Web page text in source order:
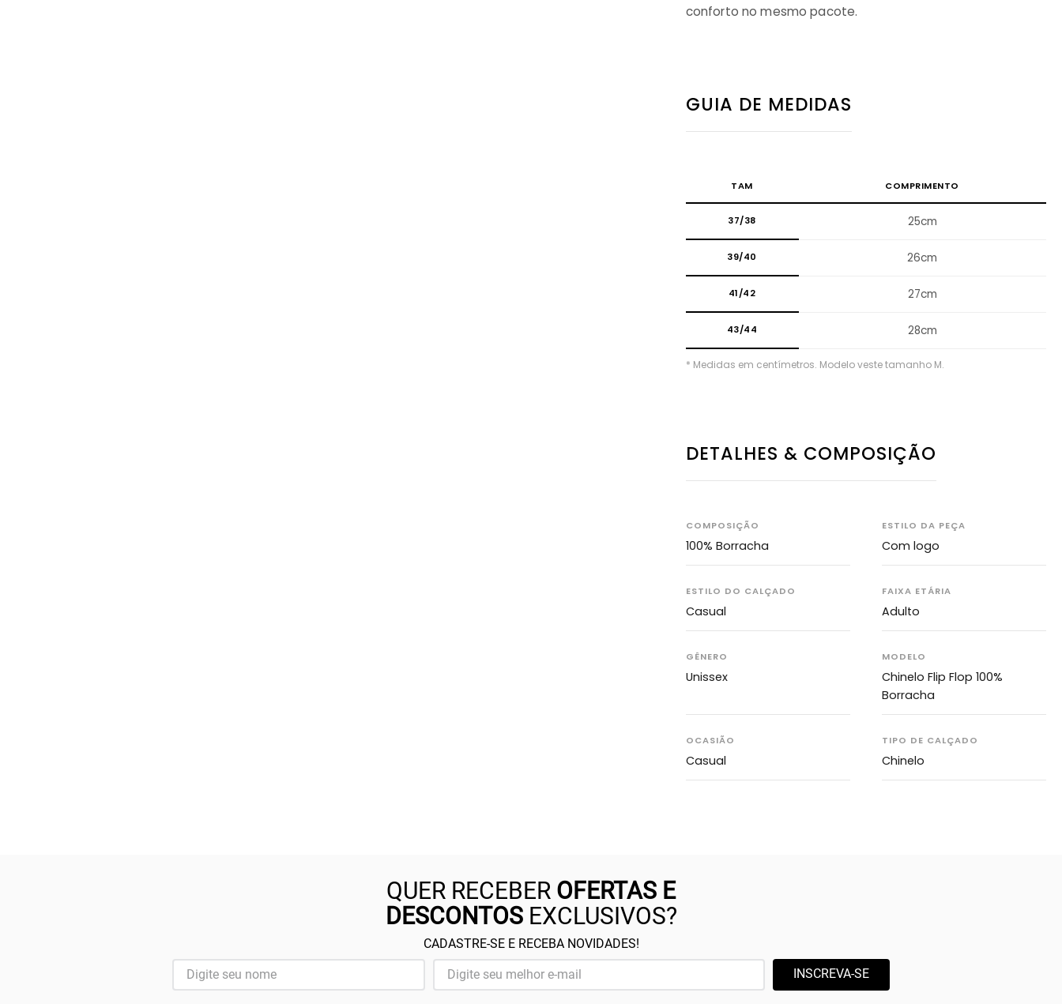
conforto no mesmo pacote.
GUIA DE MEDIDAS
TAM COMPRIMENTO
37/38 25cm
39/40 26cm
41/42 27cm
43/44 28cm
* Medidas em centímetros. Modelo veste tamanho M.
DETALHES & COMPOSIÇÃO
COMPOSIÇÃO
100% Borracha
ESTILO DA PEÇA
Com logo
ESTILO DO CALÇADO
Casual
FAIXA ETÁRIA
Adulto
GÊNERO
Unissex
MODELO
Chinelo Flip Flop 100%
Borracha
OCASIÃO
Casual
TIPO DE CALÇADO
Chinelo
QUER RECEBER OFERTAS E
DESCONTOSEXCLUSIVOS?
CADASTRE-SE E RECEBA NOVIDADES!
INSCREVA-SE